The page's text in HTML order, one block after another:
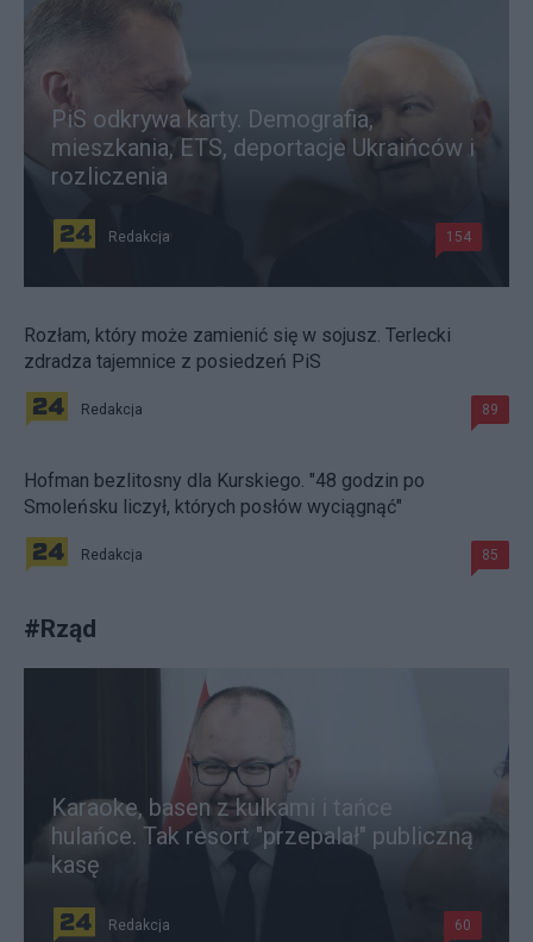
PiS odkrywa karty. Demografia,
mieszkania, ETS, deportacje Ukraińców i
rozliczenia
Redakcja 154
Rozłam, który może zamienić się w sojusz. Terlecki
zdradza tajemnice z posiedzeń PiS
Redakcja 89
Hofman bezlitosny dla Kurskiego. "48 godzin po
Smoleńsku liczył, których posłów wyciągnąć"
Redakcja 85
#Rząd
Karaoke, basen z kulkami i tańce
hulańce. Tak resort "przepalał" publiczną
kasę
Redakcja 60